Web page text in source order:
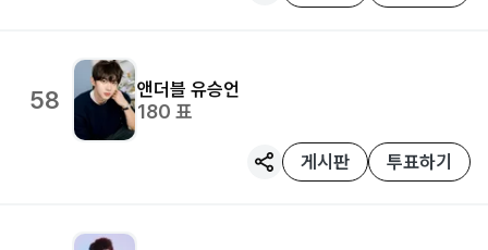
58 앤더블 유승언
180 표
게시판 투표하기